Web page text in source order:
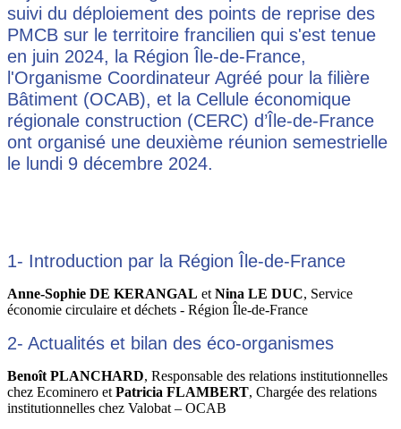
suivi du déploiement des points de reprise des
PMCB sur le territoire francilien qui s'est tenue
en juin 2024, la Région Île-de-France,
l'Organisme Coordinateur Agréé pour la filière
Bâtiment (OCAB), et la Cellule économique
régionale construction (CERC) d’Île-de-France
ont organisé une deuxième réunion semestrielle
le lundi 9 décembre 2024.
1- Introduction par la Région Île-de-France
Anne-Sophie DE KERANGAL et Nina LE DUC, Service
économie circulaire et déchets - Région Île-de-France
2- Actualités et bilan des éco-organismes
Benoît PLANCHARD, Responsable des relations institutionnelles
chez Ecominero et Patricia FLAMBERT, Chargée des relations
institutionnelles chez Valobat – OCAB